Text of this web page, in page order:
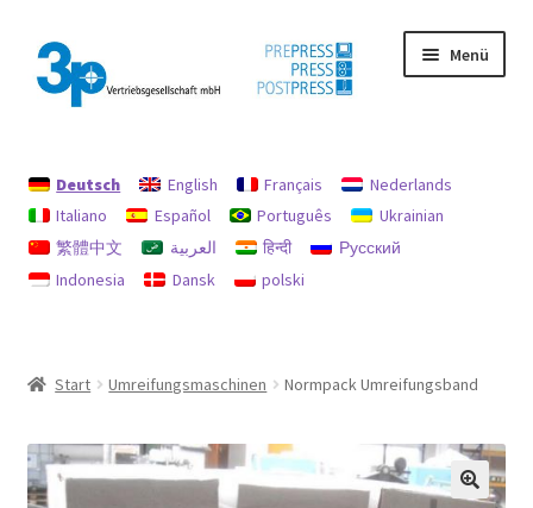
Zur
Navigation
springen
Zum
Inhalt
springen
Menü
Datenschutz
Gebrauchtmaschinen
Deutsch English Français
Nederlands
Italiano
Español Português
Ukrainian
繁體中文
العربية हिन्दी
Русский
Indonesia
Dansk polski
Start Umreifungsmaschinen Normpack Umreifungsband